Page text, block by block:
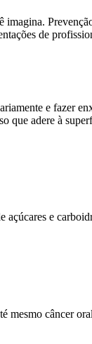
imagina.
de
e fazer
que adere à
e
mesmo câncer